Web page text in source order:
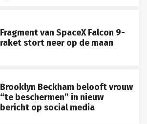
Fragment van SpaceX Falcon 9-
raket stort neer op de maan
Brooklyn Beckham belooft vrouw
“te beschermen” in nieuw
bericht op social media